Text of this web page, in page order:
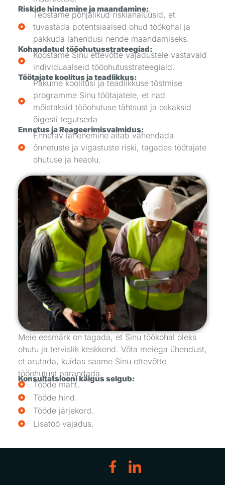
Riskide hindamine ja maandamine:
Teostame põhjalikud riskianalüüsid, et
tuvastada potentsiaalsed ohud töökohal ja
pakkuda lahendusi nende maandamiseks.
Kohandatud tööohutusstrateegiad:
Koostame Sinu ettevõtte vajadustele vastavaid
individuaalseid tööohutusstrateegiaid.
Töötajate koolitus ja teadlikkus:
Pakume koolitusi ja teadlikkuse tõstmise
programme Sinu töötajatele, et nad
mõistaksid tööohutuse tähtsust ja oskaksid
õigesti tegutseda
Ennetus ja Reageerimisvalmidus:
Ennetav lähenemine aitab vähendada
õnnetuste ja vigastuste riski, tagades töötajate
ohutuse ja heaolu.
Meie eesmärk on tagada, et Sinu töökohal oleks
ohutu ja tervislik keskkond. Võta meiega ühendust,
et arutada, kuidas saame Sinu ettevõtte
tööohutust parandada.
Konsultatsiooni käigus selgub:
Tööde maht.
Tööde hind.
Tööde järjekord.
Lisatöö vajadus.